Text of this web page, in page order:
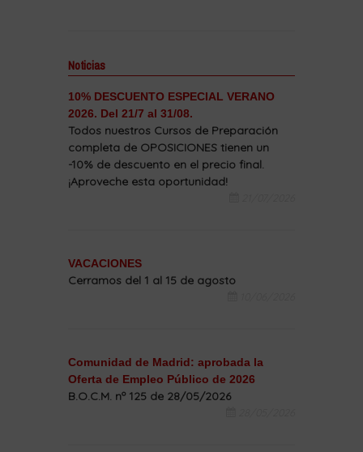
Noticias
10% DESCUENTO ESPECIAL VERANO
2026. Del 21/7 al 31/08.
Todos nuestros Cursos de Preparación
completa de OPOSICIONES tienen un
-10% de descuento en el precio final.
¡Aproveche esta oportunidad!
VACACIONES
Cerramos del 1 al 15 de agosto
Comunidad de Madrid: aprobada la
Oferta de Empleo Público de 2026
B.O.C.M. nº 125 de 28/05/2026